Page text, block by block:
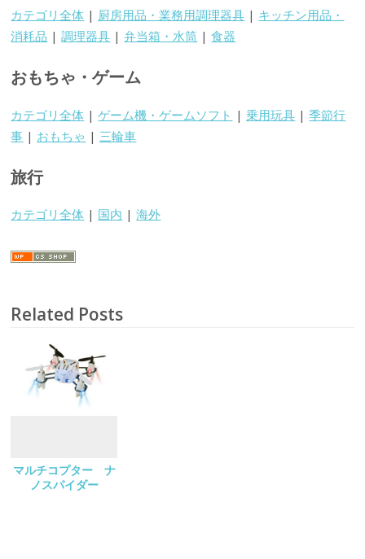
カテゴリ全体 | 厨房用品・業務用調理器具 | キッチン用品・
消耗品 |調理器具 |弁当箱・水筒 |食器
おもちゃ・ゲーム
カテゴリ全体 |ゲーム機・ゲームソフト |乗用玩具 |季節行
事 | おもちゃ | 三輪車
旅行
カテゴリ全体 | 国内 |海外
Related Posts
マルチコプター ナ
ノスパイダー